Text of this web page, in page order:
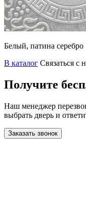
Белый, патина серебро
В каталог Связаться с
Получите
Наш менеджер
выбрать дверь и
Заказать звонок